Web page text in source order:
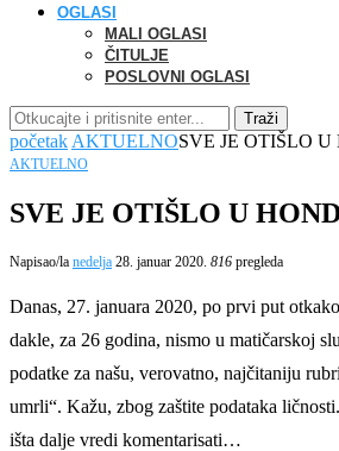
OGLASI
MALI OGLASI
ČITULJE
POSLOVNI OGLASI
Traži
početak AKTUELNOSVE JE OTIŠLO
AKTUELNO
SVE JE OTIŠLO U
Napisao/la nedelja 28. januar 2020. 816 pregleda
Danas, 27. januara 2020, po prvi put
dakle, za 26 godina, nismo u matičarskoj
podatke za našu, verovatno, najčitaniju
umrli“. Kažu, zbog zaštite podataka
išta dalje vredi komentarisati…